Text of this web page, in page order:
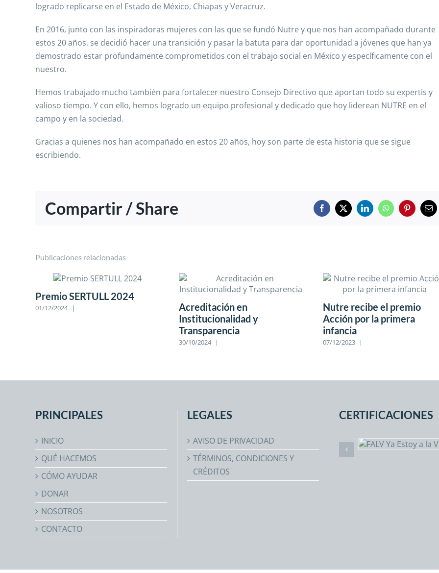
logrado replicarse en el Estado de México, Chiapas y Veracruz.
En 2016, junto con las inspiradoras mujeres con las que se fundó Nutre y que nos han acompañado durante
estos 20 años, se decidió hacer una transición y pasar la batuta para dar oportunidad a jóvenes que han ya
demostrado estar profundamente comprometidos con el trabajo social en México y específicamente con el
nuestro.
Hemos trabajado mucho también para fortalecer nuestro Consejo Directivo que aportan todo su expertis y
valioso tiempo. Y con ello, hemos logrado un equipo profesional y dedicado que hoy liderean NUTRE en el
campo y en la sociedad.
Gracias a quienes nos han acompañado en estos 20 años, hoy son parte de esta historia que se sigue
escribiendo.
Compartir / Share Facebook
X LinkedInWhatsAppPinterest
Publicaciones relacionadas
Premio SERTULL 2024
01/12/2024 |
Acreditación en
Institucionalidad y
Transparencia
30/10/2024 |
Nutre recibe el premio
Acción por la primera
infancia
07/12/2023 |
PRINCIPALES
INICIO
QUÉ HACEMOS
CÓMO AYUDAR
DONAR
NOSOTROS
CONTACTO
LEGALES
AVISO DE PRIVACIDAD
TÉRMINOS, CONDICIONES Y
CRÉDITOS
CERTIFICACIONES